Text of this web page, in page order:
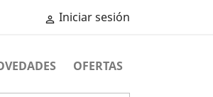
 Iniciar sesión
OFERTAS